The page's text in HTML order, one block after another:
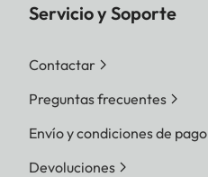
Servicio y Soporte
Contactar
Preguntas frecuentes
Envío y condiciones de pago
Devoluciones